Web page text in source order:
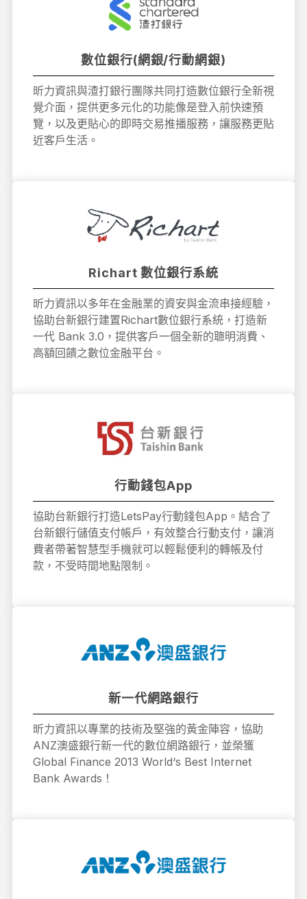
數位銀行(網銀/行動網銀)
昕力資訊與渣打銀行團隊共同打造數位銀行全新視
覺介面，提供更多元化的功能像是登入前快速預
覽，以及更貼心的即時交易推播服務，讓服務更貼
近客戶生活。
Richart 數位銀行系統
昕力資訊以多年在金融業的資安與金流串接經驗，
協助台新銀行建置Richart數位銀行系統，打造新
一代 Bank 3.0，提供客戶一個全新的聰明消費、
高額回饋之數位金融平台。
行動錢包App
協助台新銀行打造LetsPay行動錢包App。結合了
台新銀行儲值支付帳戶，有效整合行動支付，讓消
費者帶著智慧型手機就可以輕鬆便利的轉帳及付
款，不受時間地點限制。
新一代網路銀行
昕力資訊以專業的技術及堅強的黃金陣容，協助
ANZ澳盛銀行新一代的數位網路銀行，並榮獲
Global Finance 2013 World‘s Best Internet
Bank Awards！